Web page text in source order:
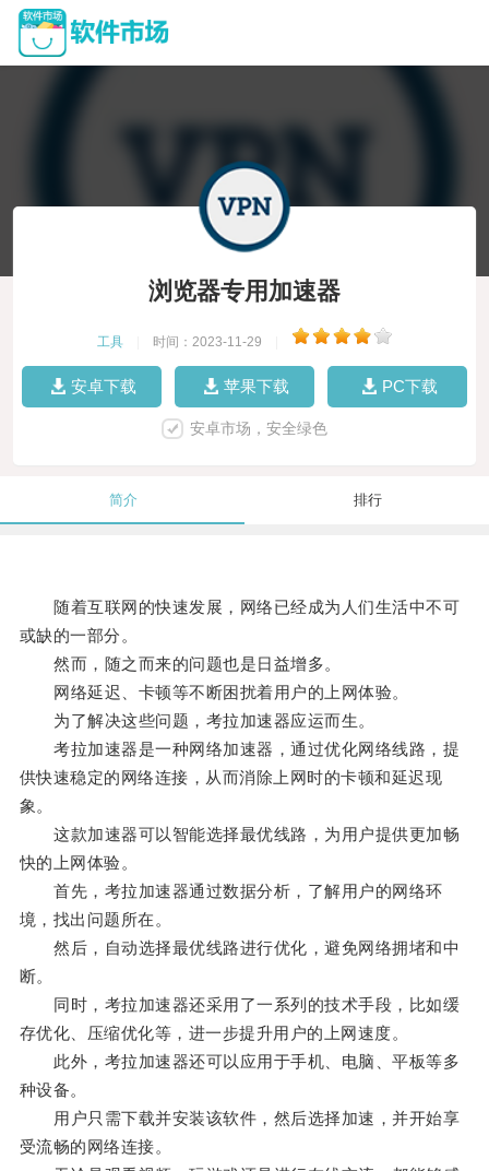
浏览器专用加速器
工具 时间：2023-11-29
安卓下载 苹果下载 PC下载
安卓市场，安全绿色
简介 排行
随着互联网的快速发展，网络已经成为人们生活中不可
或缺的一部分。
然而，随之而来的问题也是日益增多。
网络延迟、卡顿等不断困扰着用户的上网体验。
为了解决这些问题，考拉加速器应运而生。
考拉加速器是一种网络加速器，通过优化网络线路，提
供快速稳定的网络连接，从而消除上网时的卡顿和延迟现
象。
这款加速器可以智能选择最优线路，为用户提供更加畅
快的上网体验。
首先，考拉加速器通过数据分析，了解用户的网络环
境，找出问题所在。
然后，自动选择最优线路进行优化，避免网络拥堵和中
断。
同时，考拉加速器还采用了一系列的技术手段，比如缓
存优化、压缩优化等，进一步提升用户的上网速度。
此外，考拉加速器还可以应用于手机、电脑、平板等多
种设备。
用户只需下载并安装该软件，然后选择加速，并开始享
受流畅的网络连接。